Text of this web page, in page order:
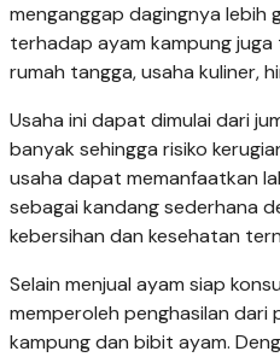
menganggap dagingnya lebih
terhadap ayam kampung
rumah tangga, usaha kuliner,
Usaha ini dapat dimulai dari
banyak sehingga risiko
usaha dapat memanfaatkan
sebagai kandang sederhana
kebersihan dan kesehatan
Selain menjual ayam siap
memperoleh penghasilan dari
kampung dan bibit ayam.